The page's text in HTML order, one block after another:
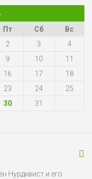
Пт Сб
Вс
2 3
4
9 10
11
16 17
18
23 24
25
30
31
Нурдквист и его